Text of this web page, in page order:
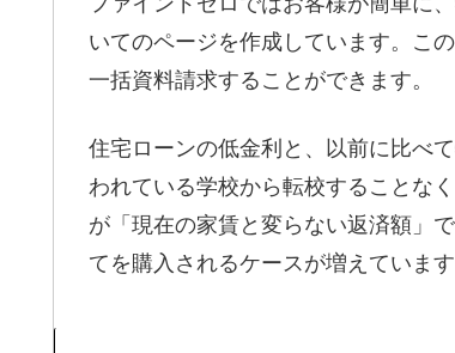
いてのページを作成しています。こ
一括資料請求することができます。
住宅ローンの低金利と、以前に比べ
われている学校から転校することな
が「現在の家賃と変らない返済額」
てを購入されるケースが増えています